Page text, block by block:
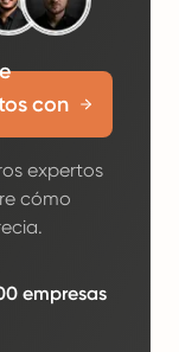
con
expertos
cómo
empresas